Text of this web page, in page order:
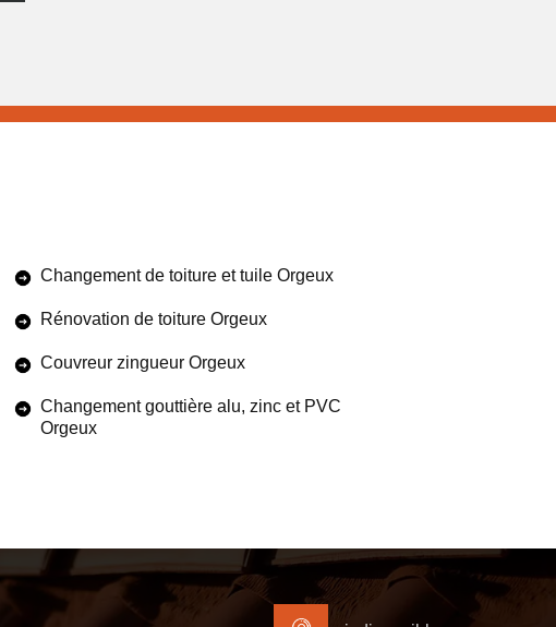
Changement de toiture et tuile Orgeux
Rénovation de toiture Orgeux
Couvreur zingueur Orgeux
Changement gouttière alu, zinc et PVC
Orgeux